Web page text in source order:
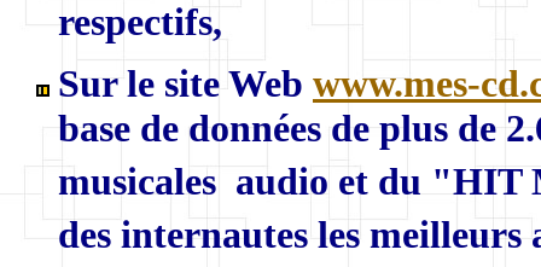
respectifs,
Sur le site Web www.mes-
base de données de plus de
musicales audio et du "HIT
des internautes les meilleurs